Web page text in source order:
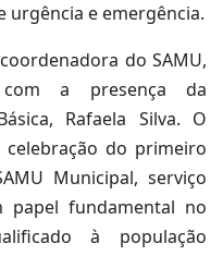
urgência e emergência.
do SAMU,
a presença da
Rafaela Silva. O
do primeiro
Municipal, serviço
papel fundamental no
à população